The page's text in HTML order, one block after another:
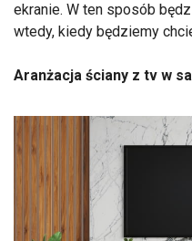
ekranie. W ten sposób
wtedy, kiedy będziemy
Aranżacja ściany z tv w